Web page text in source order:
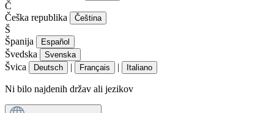
Č
Češka republika
Čeština
Š
Španija
Español
Švedska Svenska
Švica Deutsch | Français | Italiano
Ni bilo najdenih držav ali jezikov